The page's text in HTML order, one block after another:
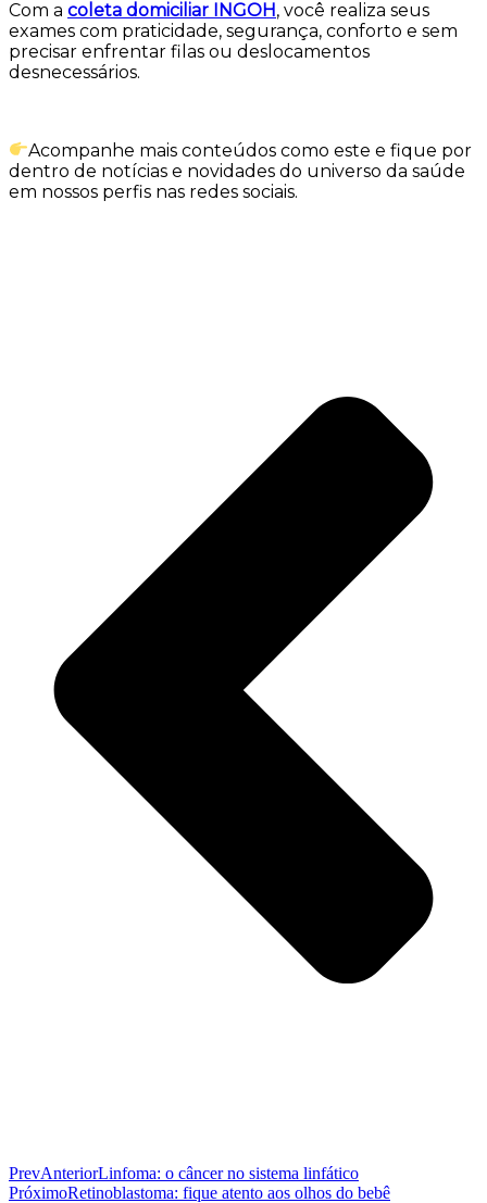
Com a coleta domiciliar INGOH, você realiza seus
exames com praticidade, segurança, conforto e sem
precisar enfrentar filas ou deslocamentos
desnecessários.
Acompanhe mais conteúdos como este e fique por
dentro de notícias e novidades do universo da saúde
em nossos perfis nas redes sociais.
PrevAnteriorLinfoma: o câncer no sistema linfático
PróximoRetinoblastoma: fique atento aos olhos do bebê